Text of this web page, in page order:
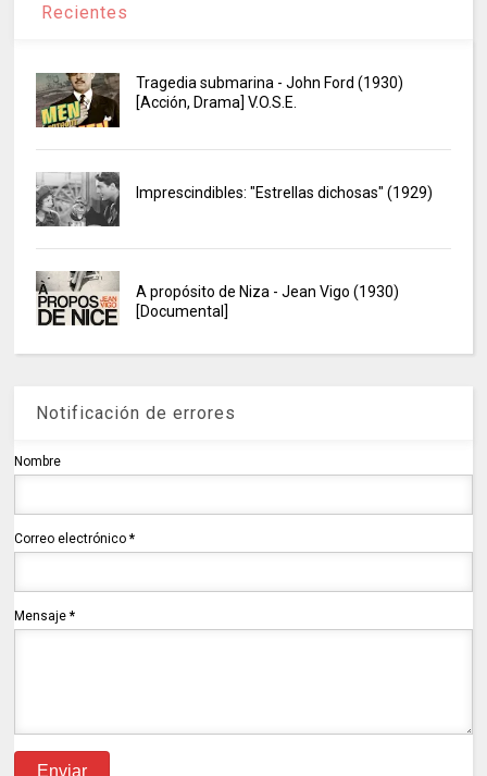
Recientes
Tragedia submarina - John Ford (1930)
[Acción, Drama] V.O.S.E.
Imprescindibles: "Estrellas dichosas" (1929)
A propósito de Niza - Jean Vigo (1930)
[Documental]
Notificación de errores
Nombre
Correo electrónico*
Mensaje*